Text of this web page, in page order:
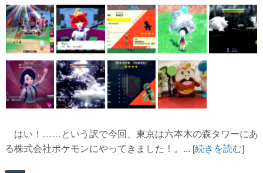
はい！……という訳で今回、東京は六本木の森タワーにあ
る株式会社ポケモンにやってきました！。... [続きを読む]